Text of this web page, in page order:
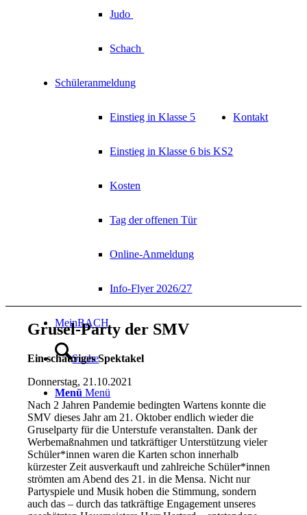
Judo
Schach
Schüleranmeldung
Einstieg in Klasse 5
Einstieg in Klasse 6 bis KS2
Kosten
Tag der offenen Tür
Online-Anmeldung
Info-Flyer 2026/27
Kontakt
MeinBACH
Suche
Menü Menü
Grusel-Party der SMV
Ein schauriges Spektakel
Donnerstag, 21.10.2021
Nach 2 Jahren Pandemie bedingten Wartens konnte die
SMV dieses Jahram 21. Oktober endlich wieder die
Gruselparty für die Unterstufeveranstalten. Dank der
Werbemaßnahmen und tatkräftiger Unterstützungvieler
Schüler*innen waren die Karten schon innerhalb
kürzester Zeitausverkauft und zahlreiche Schüler*innen
strömten am Abend des 21. indie Mensa. Nicht nur
Partyspiele und Musik hoben die Stimmung,sondern
auch das – durch das tatkräftige Engagement unseres